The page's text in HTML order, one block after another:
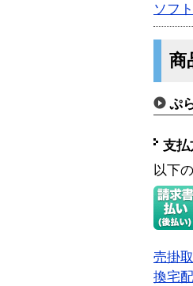
ソフ
商
ぷ
支払
以下
売掛
換宅